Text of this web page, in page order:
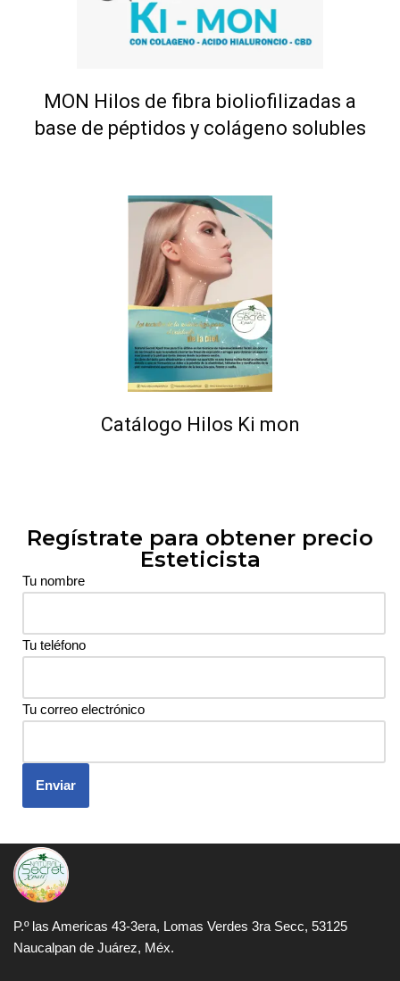
MON Hilos de fibra bioliofilizadas a
base de péptidos y colágeno solubles
Catálogo Hilos Ki mon
Regístrate para obtener precio
Esteticista
Tu nombre
Tu teléfono
Tu correo electrónico
P.º las Americas 43-3era, Lomas Verdes 3ra Secc, 53125
Naucalpan de Juárez, Méx.